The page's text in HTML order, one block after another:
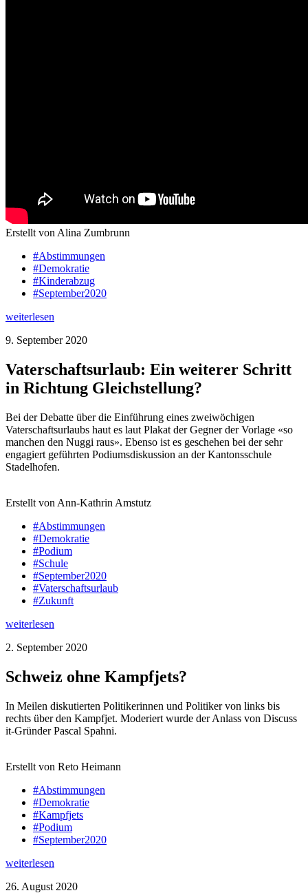
Erstellt von Alina Zumbrunn
#Abstimmungen
#Demokratie
#Kinderabzug
#September2020
weiterlesen
9. September 2020
Vaterschaftsurlaub: Ein weiterer Schritt
in Richtung Gleichstellung?
Bei der Debatte über die Einführung eines zweiwöchigen
Vaterschaftsurlaubs haut es laut Plakat der Gegner der Vorlage «so
manchen den Nuggi raus». Ebenso ist es geschehen bei der sehr
engagiert geführten Podiumsdiskussion an der Kantonsschule
Stadelhofen.
Erstellt von Ann-Kathrin Amstutz
#Abstimmungen
#Demokratie
#Podium
#Schule
#September2020
#Vaterschaftsurlaub
#Zukunft
weiterlesen
2. September 2020
Schweiz ohne Kampfjets?
In Meilen diskutierten Politikerinnen und Politiker von links bis
rechts über den Kampfjet. Moderiert wurde der Anlass von Discuss
it-Gründer Pascal Spahni.
Erstellt von Reto Heimann
#Abstimmungen
#Demokratie
#Kampfjets
#Podium
#September2020
weiterlesen
26. August 2020